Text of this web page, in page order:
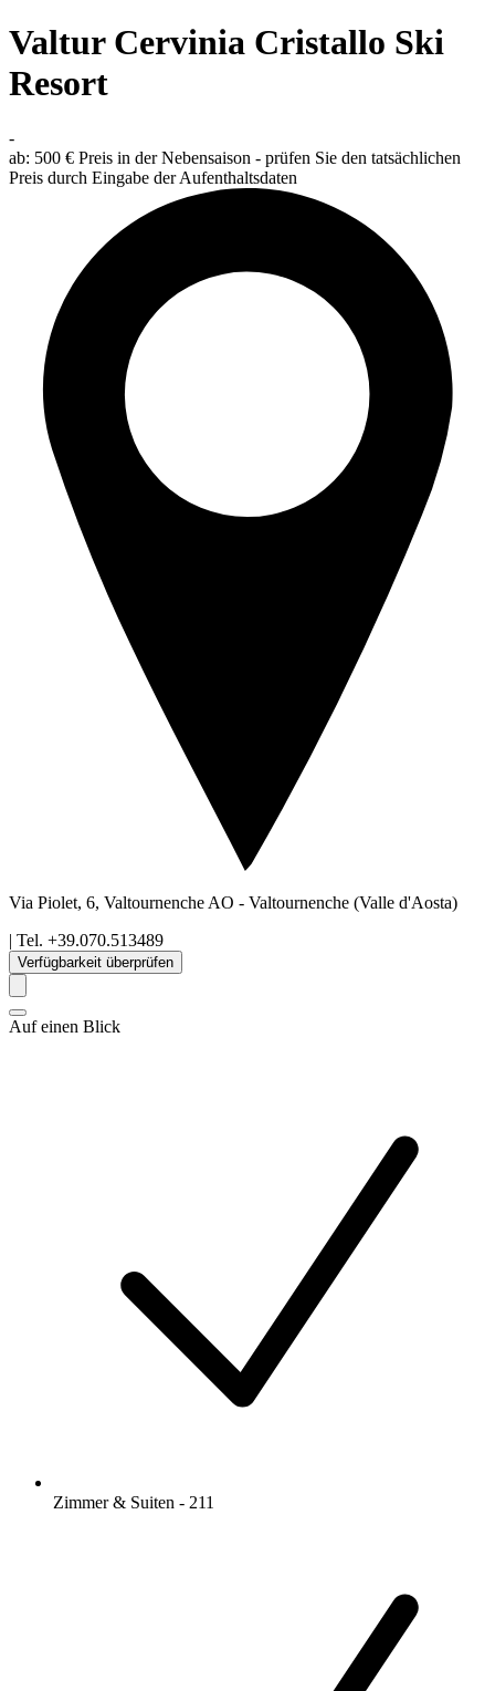
Valtur Cervinia Cristallo Ski
Resort
-
ab: 500 € Preis in der Nebensaison - prüfen Sie den tatsächlichen
Preis durch Eingabe der Aufenthaltsdaten
Via Piolet, 6, Valtournenche AO - Valtournenche (Valle d'Aosta)
| Tel. +39.070.513489
Verfügbarkeit überprüfen
Auf einen Blick
Zimmer & Suiten - 211